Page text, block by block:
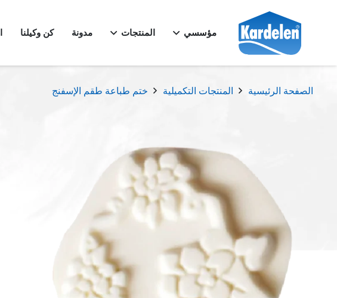
مؤسسي المنتجات مدونة كن وكيلنا
الصفحة الرئيسية المنتجات التكميلية ختم طباعة طقم الإسفنج